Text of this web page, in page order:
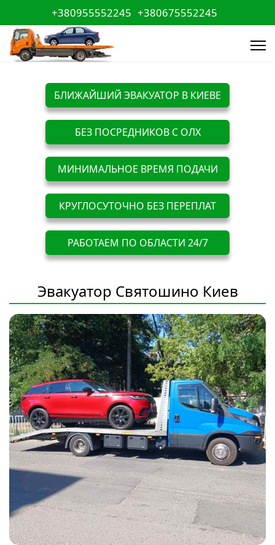
+380955552245 +380675552245
БЛИЖАЙШИЙ ЭВАКУАТОР В КИЕВЕ
БЕЗ ПОСРЕДНИКОВ С ОЛХ
МИНИМАЛЬНОЕ ВРЕМЯ ПОДАЧИ
КРУГЛОСУТОЧНО БЕЗ ПЕРЕПЛАТ
РАБОТАЕМ ПО ОБЛАСТИ 24/7
Эвакуатор Святошино Киев